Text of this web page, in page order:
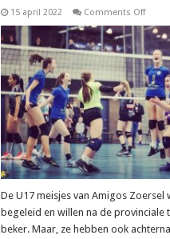
15 april 2022 Comments Offon
–
kijken
uit
naar
van
hun
De U17 meisjes van Amigos Zoersel
begeleid en willen na de provinciale
beker. Maar, ze hebben ook